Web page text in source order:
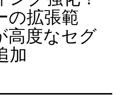
の拡張範
高度なセグ
加